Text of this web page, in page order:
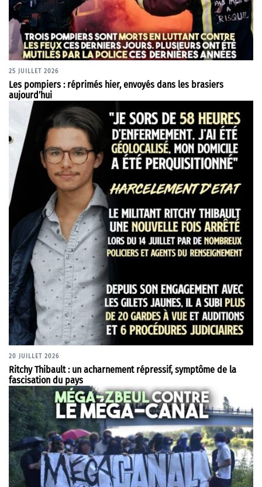
25 JUILLET 2026
Les pompiers : réprimés hier, envoyés dans les brasiers
aujourd’hui
20 JUILLET 2026
Ritchy Thibault : un acharnement répressif, symptôme de la
fascisation du pays